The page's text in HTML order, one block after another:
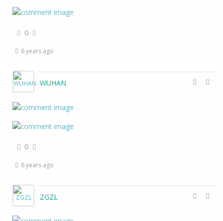
0
6 years ago
WUHAN
0
6 years ago
ZGZL